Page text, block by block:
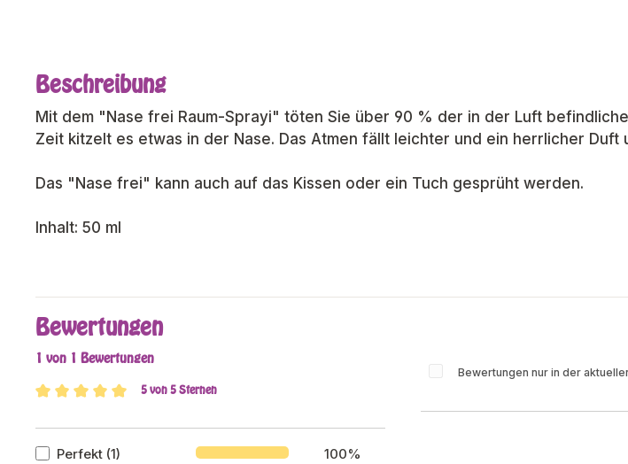
Beschreibung
Mit dem "Nase frei Raum-Sprayi" töten Sie über 90 % der in der Luft
Zeit kitzelt es etwas in der Nase. Das Atmen fällt leichter und ein herrlicher Duft
Das "Nase frei" kann auch auf das Kissen oder ein Tuch gesprüht werden.
Inhalt: 50 ml
Bewertungen
1 von 1 Bewertungen
5 von 5 Sternen
Perfekt (1) 100%
Bewertungen nur in der